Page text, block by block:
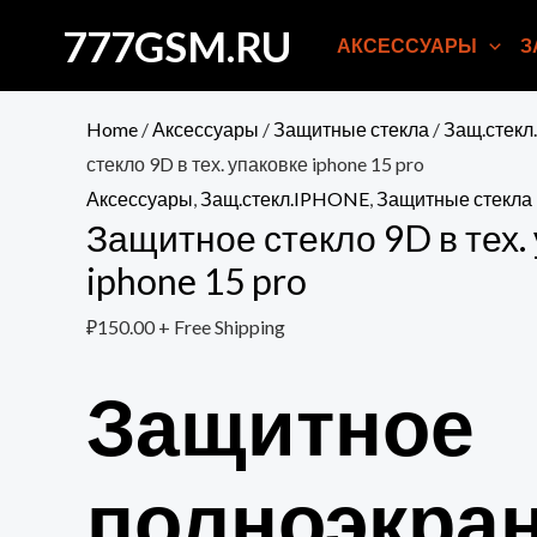
содержимому
777GSM.RU АКСЕССУАРЫ
Home /Аксессуары /Защитные стекла /
стекло 9D в тех. упаковке iphone 15 pro
Аксессуары,Защ.стекл.IPHONE,Защитные стекла
Защитное стекло 9D в тех.
iphone 15 pro
₽150.00 + Free Shipping
Защитное